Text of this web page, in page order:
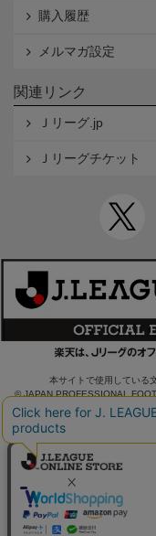
購入履歴
メルマガ設定
関連リンク
Ｊリーグ.jp
Ｊリーグチケット
本サイトで使用している
© JAPAN PROFESSIONAL